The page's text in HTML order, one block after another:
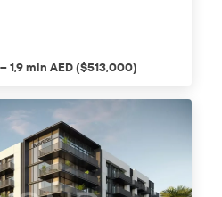
1,9 mln AED ($513,000)